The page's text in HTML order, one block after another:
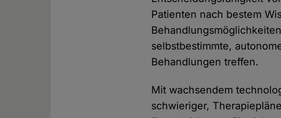
Patienten nach bestem
selbstbestimmte,
Behandlungen treffen.
Mit wachsendem
schwieriger,